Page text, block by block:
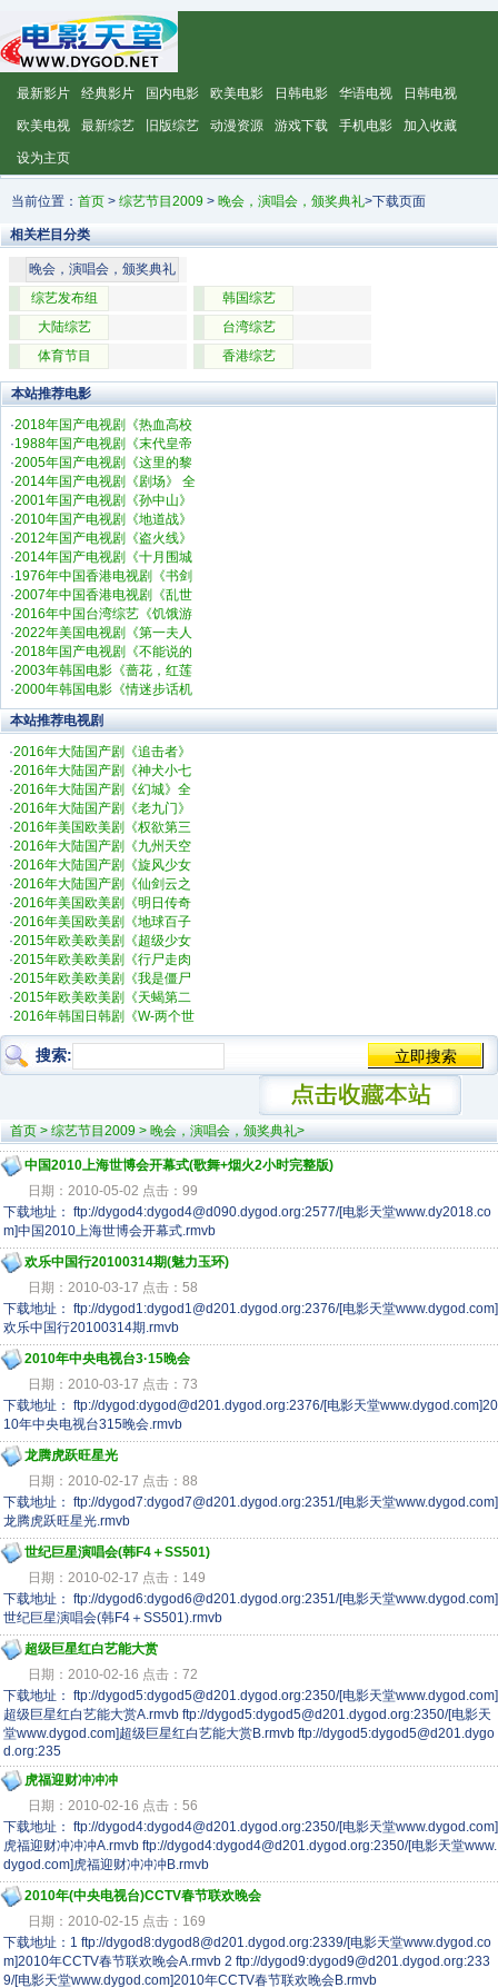
最新影片 经典影片 国内电影 欧美电影 日韩电影 华语电视 日韩电视
欧美电视 最新综艺 旧版综艺 动漫资源 游戏下载 手机电影 加入收藏
设为主页
当前位置： 首页 > 综艺节目2009 > 晚会，演唱会，颁奖典礼>下载页面
相关栏目分类
晚会，演唱会，颁奖典礼
综艺发布组
韩国综艺
大陆综艺
台湾综艺
体育节目
香港综艺
本站推荐电影
·2018年国产电视剧《热血高校
·1988年国产电视剧《末代皇帝
·2005年国产电视剧《这里的黎
·2014年国产电视剧《剧场》 全
·2001年国产电视剧《孙中山》
·2010年国产电视剧《地道战》
·2012年国产电视剧《盗火线》
·2014年国产电视剧《十月围城
·1976年中国香港电视剧《书剑
·2007年中国香港电视剧《乱世
·2016年中国台湾综艺《饥饿游
·2022年美国电视剧《第一夫人
·2018年国产电视剧《不能说的
·2003年韩国电影《蔷花，红莲
·2000年韩国电影《情迷步话机
本站推荐电视剧
·2016年大陆国产剧《追击者》
·2016年大陆国产剧《神犬小七
·2016年大陆国产剧《幻城》全
·2016年大陆国产剧《老九门》
·2016年美国欧美剧《权欲第三
·2016年大陆国产剧《九州天空
·2016年大陆国产剧《旋风少女
·2016年大陆国产剧《仙剑云之
·2016年美国欧美剧《明日传奇
·2016年美国欧美剧《地球百子
·2015年欧美欧美剧《超级少女
·2015年欧美欧美剧《行尸走肉
·2015年欧美欧美剧《我是僵尸
·2015年欧美欧美剧《天蝎第二
·2016年韩国日韩剧《W-两个世
搜索:
首页>综艺节目2009>晚会，演唱会，颁奖典礼>
中国2010上海世博会开幕式(歌舞+烟火2小时完整版)
日期：2010-05-02 点击：99
下载地址： ftp://dygod4:dygod4@d090.dygod.org:2577/[电影天堂www.dy2018.co
m]中国2010上海世博会开幕式.rmvb
欢乐中国行20100314期(魅力玉环)
日期：2010-03-17 点击：58
下载地址： ftp://dygod1:dygod1@d201.dygod.org:2376/[电影天堂www.dygod.com]
欢乐中国行20100314期.rmvb
2010年中央电视台3·15晚会
日期：2010-03-17 点击：73
下载地址： ftp://dygod:dygod@d201.dygod.org:2376/[电影天堂www.dygod.com]20
10年中央电视台315晚会.rmvb
龙腾虎跃旺星光
日期：2010-02-17 点击：88
下载地址： ftp://dygod7:dygod7@d201.dygod.org:2351/[电影天堂www.dygod.com]
龙腾虎跃旺星光.rmvb
世纪巨星演唱会(韩F4＋SS501)
日期：2010-02-17 点击：149
下载地址： ftp://dygod6:dygod6@d201.dygod.org:2351/[电影天堂www.dygod.com]
世纪巨星演唱会(韩F4＋SS501).rmvb
超级巨星红白艺能大赏
日期：2010-02-16 点击：72
下载地址： ftp://dygod5:dygod5@d201.dygod.org:2350/[电影天堂www.dygod.com]
超级巨星红白艺能大赏A.rmvb ftp://dygod5:dygod5@d201.dygod.org:2350/[电影天
堂www.dygod.com]超级巨星红白艺能大赏B.rmvb ftp://dygod5:dygod5@d201.dygo
d.org:235
虎福迎财冲冲冲
日期：2010-02-16 点击：56
下载地址： ftp://dygod4:dygod4@d201.dygod.org:2350/[电影天堂www.dygod.com]
虎福迎财冲冲冲A.rmvb ftp://dygod4:dygod4@d201.dygod.org:2350/[电影天堂www.
dygod.com]虎福迎财冲冲冲B.rmvb
2010年(中央电视台)CCTV春节联欢晚会
日期：2010-02-15 点击：169
下载地址：1 ftp://dygod8:dygod8@d201.dygod.org:2339/[电影天堂www.dygod.co
m]2010年CCTV春节联欢晚会A.rmvb 2 ftp://dygod9:dygod9@d201.dygod.org:233
9/[电影天堂www.dygod.com]2010年CCTV春节联欢晚会B.rmvb